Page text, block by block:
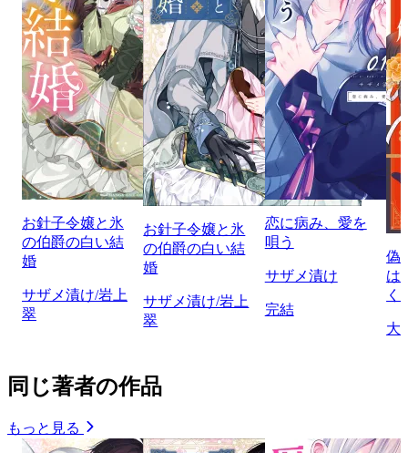
お針子令嬢と氷
の伯爵の白い結
婚
サザメ漬け/岩上
翠
お針子令嬢と氷
の伯爵の白い結
婚
サザメ漬け/岩上
翠
恋に病み、愛を
唄う
サザメ漬け
完結
偽
は
く
大
同じ著者の作品
もっと見る